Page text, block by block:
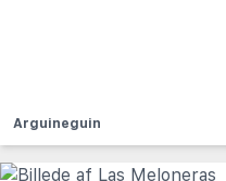
Arguineguin